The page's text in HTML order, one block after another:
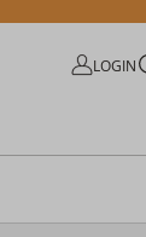
LOGIN